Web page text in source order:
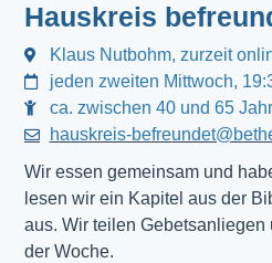
Hauskreis
Klaus Nutbohm, zurzeit
jeden zweiten Mittwoch,
ca. zwischen 40 und 65
hauskreis-
Wir essen gemeinsam und
lesen wir ein Kapitel aus der
aus. Wir teilen Gebetsanliegen
der Woche.